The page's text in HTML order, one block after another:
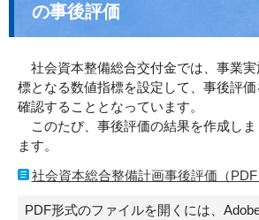
の事後評価
社会資本整備総合交付金では、事業実
標となる数値指標を設定して、事後評
確認することとなっています。
このたび、事後評価の結果を作成しま
ます。
社会資本総合整備計画事後評価（PDF
PDF形式のファイルを開くには、